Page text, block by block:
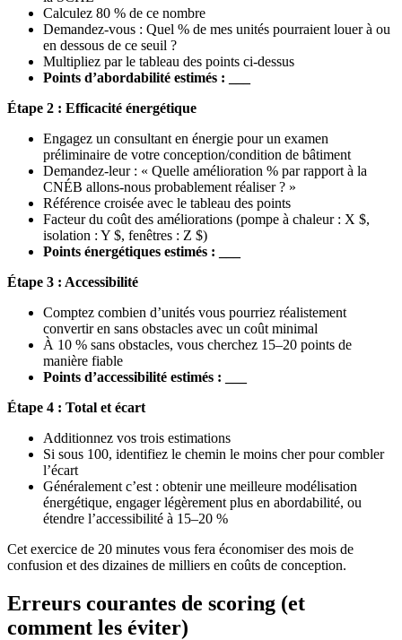
Calculez 80 % de ce nombre
Demandez-vous : Quel % de mes unités pourraient louer à ou
en dessous de ce seuil ?
Multipliez par le tableau des points ci-dessus
Points d’abordabilité estimés : ___
Étape 2 : Efficacité énergétique
Engagez un consultant en énergie pour un examen
préliminaire de votre conception/condition de bâtiment
Demandez-leur : « Quelle amélioration % par rapport à la
CNÉB allons-nous probablement réaliser ? »
Référence croisée avec le tableau des points
Facteur du coût des améliorations (pompe à chaleur : X $,
isolation : Y $, fenêtres : Z $)
Points énergétiques estimés : ___
Étape 3 : Accessibilité
Comptez combien d’unités vous pourriez réalistement
convertir en sans obstacles avec un coût minimal
À 10 % sans obstacles, vous cherchez 15–20 points de
manière fiable
Points d’accessibilité estimés : ___
Étape 4 : Total et écart
Additionnez vos trois estimations
Si sous 100, identifiez le chemin le moins cher pour combler
l’écart
Généralement c’est : obtenir une meilleure modélisation
énergétique, engager légèrement plus en abordabilité, ou
étendre l’accessibilité à 15–20 %
Cet exercice de 20 minutes vous fera économiser des mois de
confusion et des dizaines de milliers en coûts de conception.
Erreurs courantes de scoring (et
comment les éviter)